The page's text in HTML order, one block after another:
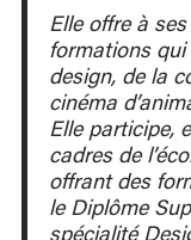
innovators who
constantly
is why the ésaat
world. Each
in connection
cultural events,
of the courses
collaboration
relationships
Elle offre à
formations
design, de la
cinéma
Elle participe,
cadres de
offrant des
le Diplôme